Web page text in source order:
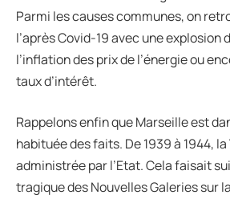
Parmi les causes communes, on
l’après Covid-19 avec une explosion
l’inflation des prix de l’énergie ou
taux d’intérêt.
Rappelons enfin que Marseille est
habituée des faits. De 1939 à 1944,
administrée par l’Etat. Cela faisait
tragique des Nouvelles Galeries sur